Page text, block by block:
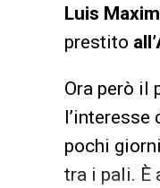
Luis
prestito
Ora però il
l’interesse
pochi
tra i pali. È